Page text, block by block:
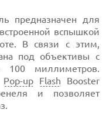
предназначен для
вспышкой
В связи с этим,
под объективы с
100 миллиметров.
Pop-up Flash Booster
и позволяет